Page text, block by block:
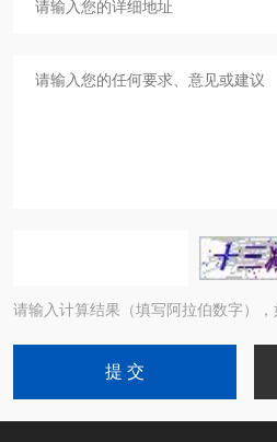
请输入计算结果（填写阿拉伯数字）